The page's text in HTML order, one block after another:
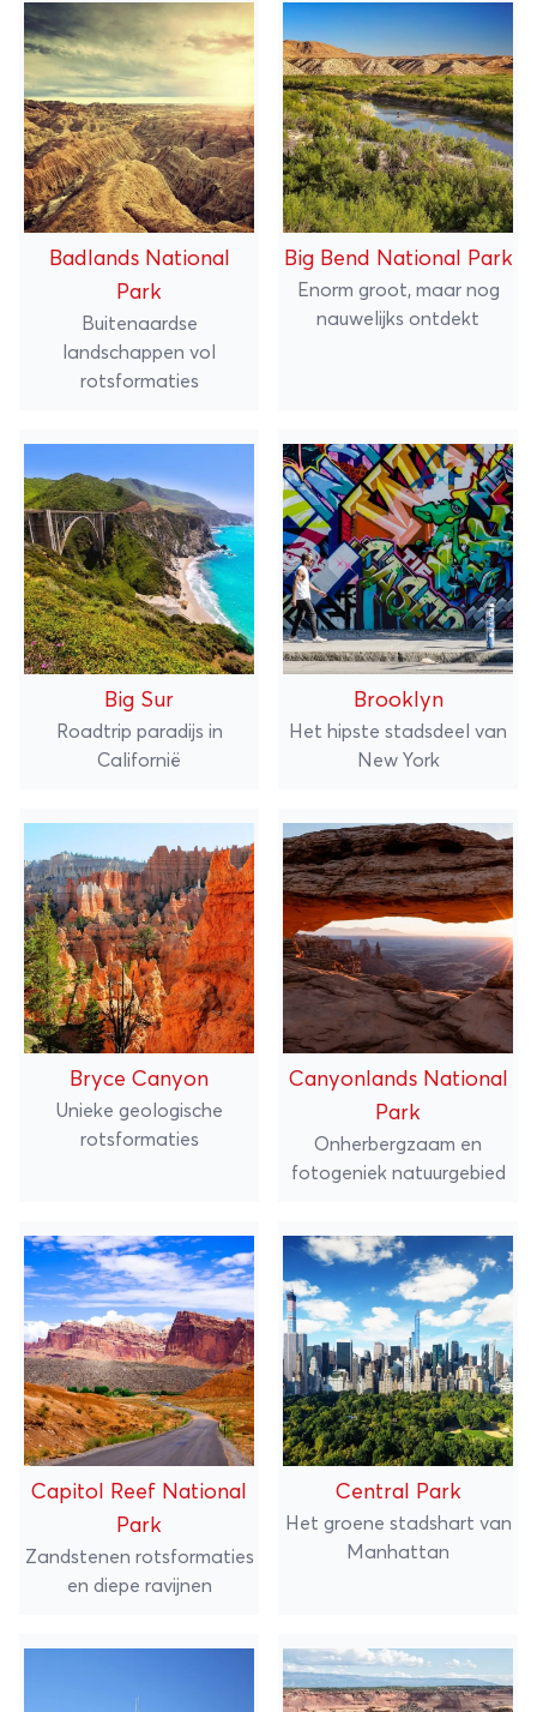
Badlands National
Park
Buitenaardse
landschappen vol
rotsformaties
Big Bend National Park
Enorm groot, maar nog
nauwelijks ontdekt
Big Sur
Roadtrip paradijs in
Californië
Brooklyn
Het hipste stadsdeel van
New York
Bryce Canyon
Unieke geologische
rotsformaties
Canyonlands National
Park
Onherbergzaam en
fotogeniek natuurgebied
Capitol Reef National
Park
Zandstenen rotsformaties
en diepe ravijnen
Central Park
Het groene stadshart van
Manhattan